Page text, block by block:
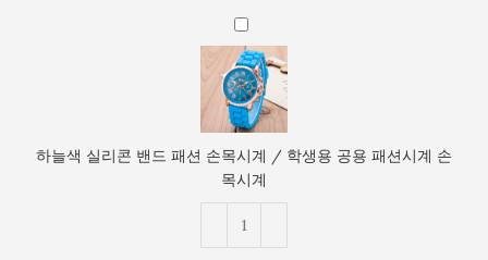
/
학
생
용
공
용
패
시
계
하
늘
색
실
리
밴
드
하늘색 실리콘 밴드 패션 손목시계 / 학생용 공용 패션시계 손
목시계